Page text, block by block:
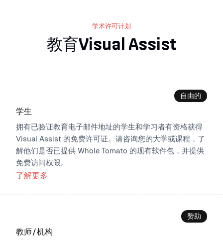
学术许可计划
教育Visual Assist
自由的
学生
拥有已验证教育电子邮件地址的学生和学习者有资格获得
Visual Assist 的免费许可证。请咨询您的大学或课程，了
解他们是否已提供 Whole Tomato 的现有软件包，并提供
免费访问权限。
了解更多
赞助
教师/机构